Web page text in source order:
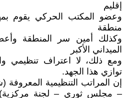
إقليم
وعضو المكتب الحركي يقوم
منطقة
وكذلك أمين سر المنطقة
الميداني الأكبر
ومع ذلك، لا اعتراف تنظيمي
توازي هذا الجهد.
إن المراتب التنظيمية
– مجلس ثوري – لجنة مركزية)